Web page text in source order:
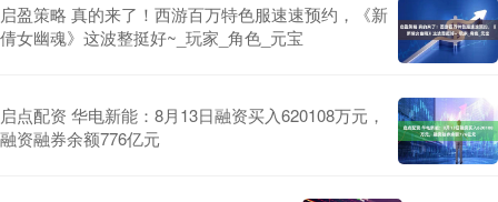
启盈策略 真的来了！西游百万特色服速速预约，《新
倩女幽魂》这波整挺好~_玩家_角色_元宝
启点配资 华电新能：8月13日融资买入620108万元，
融资融券余额776亿元